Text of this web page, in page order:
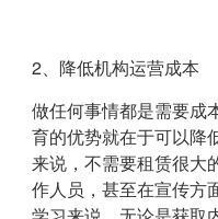
2、降低机构运营成本
做任何事情都是需要成
育的优势就在于可以降
来说，不需要租赁很大
作人员，甚至在宣传方